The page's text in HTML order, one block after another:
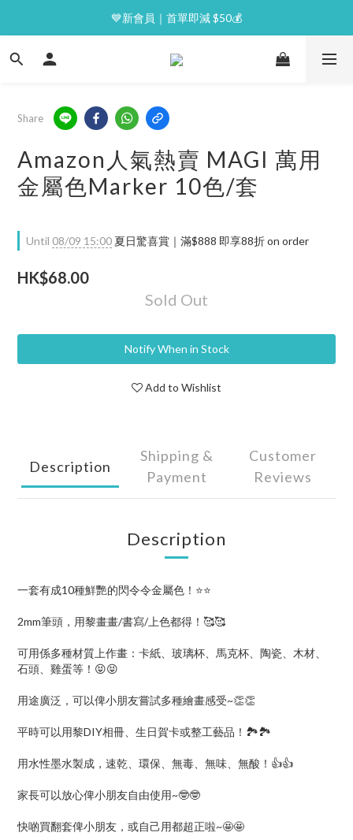
⭐逢星期一malluxe day｜7%購物金回贈
💙新會員｜首單即減 $50💰
⭐逢星期一malluxe day｜7%購物金回贈
Share
Amazon人氣熱賣 MAGI 萬用
金屬色Marker 10色/套
Until 08/09 15:00 夏日驚喜賞｜滿$888 即享88折 on order
HK$68.00
Sold Out
Notify When in Stock
Add to Wishlist
Description
Shipping &
Payment
Customer
Reviews
Description
一套有成10種鮮艷的閃令令金屬色！⭐⭐
2mm筆頭，用黎畫畫/書寫/上色都得！🥰🥰
可用係多種材質上作畫：卡紙、玻璃杯、馬克杯、陶瓷、木材、
石頭、雞蛋等！😝😝
用途廣泛，可以俾小朋友嘗試多種繪畫感受~👏👏
平時可以用黎DIY相冊、生日賀卡或整工藝品！🏞️🏞️
用水性墨水製成，速乾、環保、無毒、無味、無酸！👍👍
家長可以放心俾小朋友自由使用~🤓🤓
快啲買翻套俾小朋友，或自己用都超正啦~🤩🤩